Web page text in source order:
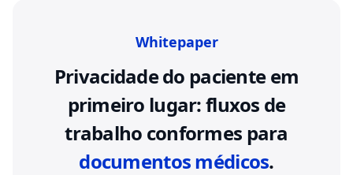
Whitepaper
Privacidade do paciente em
primeiro lugar: fluxos de
trabalho conformes para
documentos médicos.